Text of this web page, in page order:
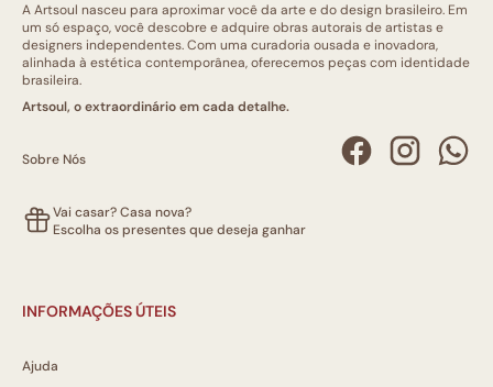
A Artsoul nasceu para aproximar você da arte e do design brasileiro. Em
um só espaço, você descobre e adquire obras autorais de artistas e
designers independentes. Com uma curadoria ousada e inovadora,
alinhada à estética contemporânea, oferecemos peças com identidade
brasileira.
Artsoul, o extraordinário em cada detalhe.
Sobre Nós
Vai casar? Casa nova?
Escolha os presentes que deseja ganhar
INFORMAÇÕES ÚTEIS
Ajuda